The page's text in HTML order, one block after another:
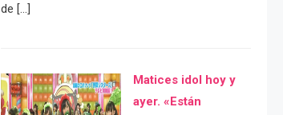
de […]
Matices idol hoy y
ayer. «Están